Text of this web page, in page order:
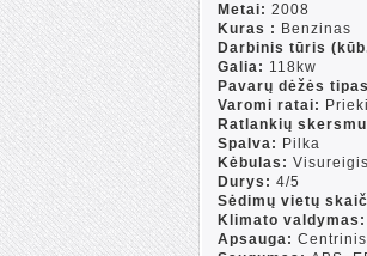
Metai: 2008
Kuras : Benzinas
Darbinis tūris
Galia: 118kw
Pavarų dėžės
Varomi ratai:
Ratlankių
Spalva: Pilka
Kėbulas: Visureigis
Durys: 4/5
Sėdimų vietų
Klimato valdymas:
Apsauga: